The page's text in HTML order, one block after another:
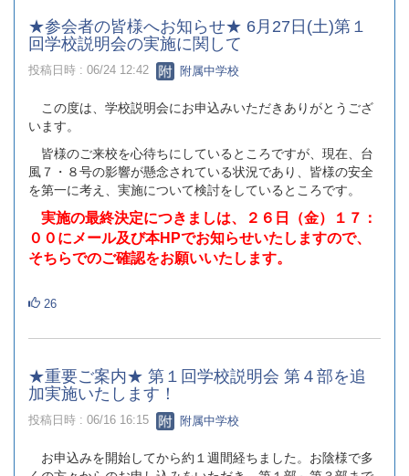
★参会者の皆様へお知らせ★ 6月27日(土)第１
回学校説明会の実施に関して
投稿日時 : 06/24 12:42 附属中学校
この度は、学校説明会にお申込みいただきありがとうござ
います。
皆様のご来校を心待ちにしているところですが、現在、台
風７・８号の影響が懸念されている状況であり、皆様の安全
を第一に考え、実施について検討をしているところです。
実施の最終決定につきましは、２６日（金）１７：
００にメール及び本HPでお知らせいたしますので、
そちらでのご確認をお願いいたします。
26
★重要ご案内★ 第１回学校説明会 第４部を追
加実施いたします！
投稿日時 : 06/16 16:15 附属中学校
お申込みを開始してから約１週間経ちました。お陰様で多